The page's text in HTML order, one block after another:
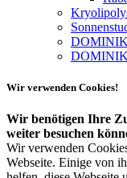
Wir verwenden Cookies!
Wir benötigen Ihre
weiter besuchen
Wir verwenden
Webseite. Einige von